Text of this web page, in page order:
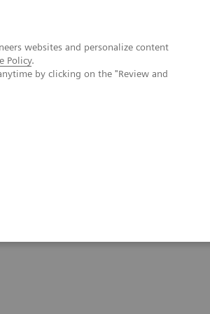
websites and personalize content
Policy.
by clicking on the "Review and